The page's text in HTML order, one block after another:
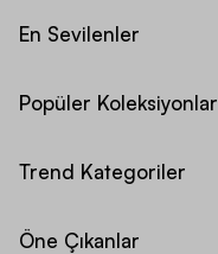
En Sevilenler
Popüler Koleksiyonlar
Trend Kategoriler
Öne Çıkanlar